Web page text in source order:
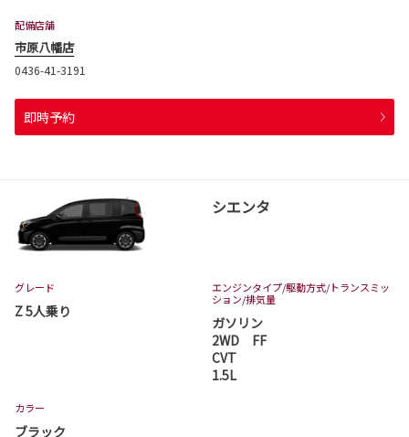
配備店舗
市原八幡店
0436-41-3191
即時予約
シエンタ
グレード
Z 5人乗り
エンジンタイプ/駆動方式/トランスミッ
ション/排気量
ガソリン
2WD FF
CVT
1.5L
カラー
ブラック